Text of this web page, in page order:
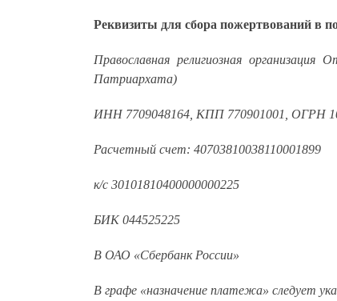
Реквизиты для сбора пожертвований
Православная религиозная организация
Патриархата)
ИНН 7709048164, КПП 770901001, ОГРН
Расчетный счет: 40703810038110001899
к/с 30101810400000000225
БИК 044525225
В ОАО «Сбербанк России»
В графе «назначение платежа» следует